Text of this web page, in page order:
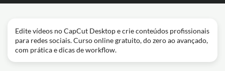
Edite vídeos no CapCut Desktop e crie conteúdos profissionais
para redes sociais. Curso online gratuito, do zero ao avançado,
com prática e dicas de workflow.